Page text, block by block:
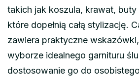
takich jak koszula, krawat, buty
które dopełnią całą stylizację.
zawiera praktyczne
wyborze idealnego garnituru
dostosowanie go do